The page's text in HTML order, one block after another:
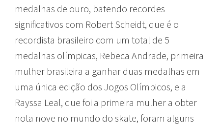
medalhas de ouro, batendo recordes
significativos com Robert Scheidt, que é o
recordista brasileiro com um total de 5
medalhas olímpicas, Rebeca Andrade, primeira
mulher brasileira a ganhar duas medalhas em
uma única edição dos Jogos Olímpicos, e a
Rayssa Leal, que foi a primeira mulher a obter
nota nove no mundo do skate, foram alguns